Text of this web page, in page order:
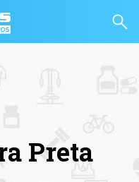
Preta